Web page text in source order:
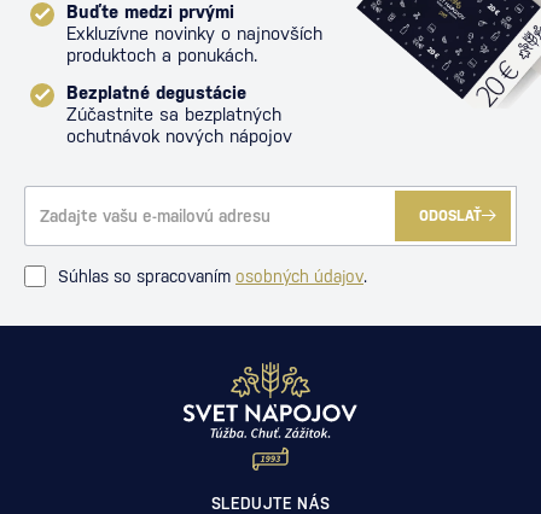
Buďte medzi prvými
Exkluzívne novinky o najnovších
produktoch a ponukách.
Bezplatné degustácie
Zúčastnite sa bezplatných
ochutnávok nových nápojov
ODOSLAŤ
Súhlas so spracovaním osobných údajov.
SLEDUJTE NÁS